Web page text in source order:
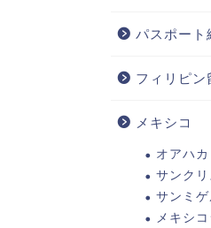
パスポート
フィリピン
メキシコ
オアハカ
サンク
サンミ
メキシコ